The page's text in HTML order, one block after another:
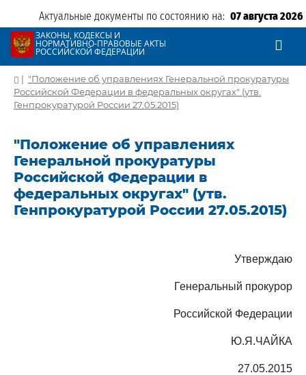
Актуальные документы по состоянию на: 07 августа 2026
ЗАКОНЫ, КОДЕКСЫ И
НОРМАТИВНО-ПРАВОВЫЕ АКТЫ
РОССИЙСКОЙ ФЕДЕРАЦИИ
| "Положение об управлениях Генеральной прокуратуры
Российской Федерации в федеральных округах" (утв.
Генпрокуратурой России 27.05.2015)
"Положение об управлениях
Генеральной прокуратуры
Российской Федерации в
федеральных округах" (утв.
Генпрокуратурой России 27.05.2015)
Утверждаю
Генеральный прокурор
Российской Федерации
Ю.Я.ЧАЙКА
27.05.2015